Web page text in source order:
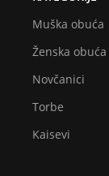
Muška obuća
Ženska obuća
Novčanici
Torbe
Kaisevi